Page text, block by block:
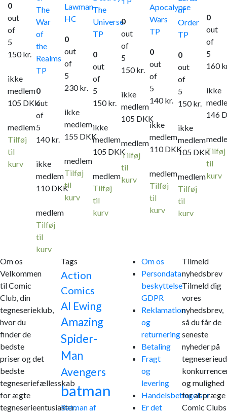
0
out
of
5
150kr.
ikke
medlem
105 DKK
medlem
Tilføj
til
kurv
The
War
of
the
Realms
TP
0
out
of
5
140kr.
ikke
medlem
110DKK
medlem
Tilføj
til
kurv
Lawman
HC
0
out
of
5
230kr.
ikke
medlem
155 DKK
medlem
Tilføj
til
kurv
The
Universe
TP
0
out
of
5
150kr.
ikke
medlem
105 DKK
medlem
Tilføj
til
kurv
0
out
of
5
150kr.
ikke
medlem
105 DKK
medlem
Tilføj
til
kurv
Apocalypse
Wars
TP
0
out
of
5
140kr.
ikke
medlem
110DKK
medlem
Tilføj
til
kurv
of
Order
TP
0
out
of
5
150kr.
ikke
medlem
105 DKK
medlem
Tilføj
til
kurv
0
out
of
5
160
ikke
146
Tilføj
til
kurv
Om os
Velkommen
til Comic
Club, din
tegneserieklub,
hvor du
finder de
bedste
priser og det
bedste
tegneseriefællesskab
for ægte
tegneserieentusiaster.
Tags
Action
Comics
Al Ewing
Amazing
Spider-
Man
Avengers
batman
Batman af
Om os
Persondata
beskyttelse
GDPR
Reklamation
og
returnering
Betaling
Fragt
og
levering
Handelsbetingelser
Er det
Tilmeld
nyhedsbrev
Tilmeld dig
vores
nyhedsbrev,
så du får de
seneste
nyheder på
og mulighed
for at præge
Comic Clubs